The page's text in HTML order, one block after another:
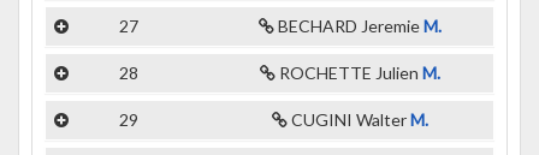
27 BECHARD JeremieM.
28 ROCHETTE Julien M.
29 CUGINI WalterM.